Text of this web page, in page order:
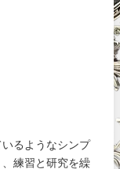
るようなシンプ
練習と研究を繰